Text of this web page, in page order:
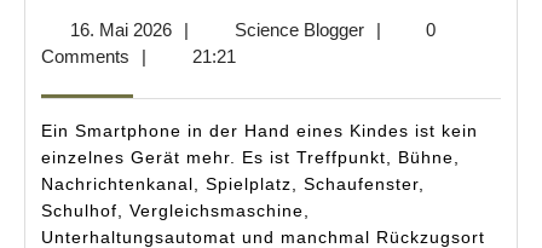
und
Was
Eltern
jetzt
wissen
16. Mai 202616.
Mai
| Science BloggerScience
|
0
Comments
| 21:21
Ein Smartphone in der Hand eines Kindes ist kein
einzelnes Gerät mehr. Es ist Treffpunkt, Bühne,
Nachrichtenkanal, Spielplatz, Schaufenster,
Schulhof, Vergleichsmaschine,
Unterhaltungsautomat und manchmal Rückzugsort